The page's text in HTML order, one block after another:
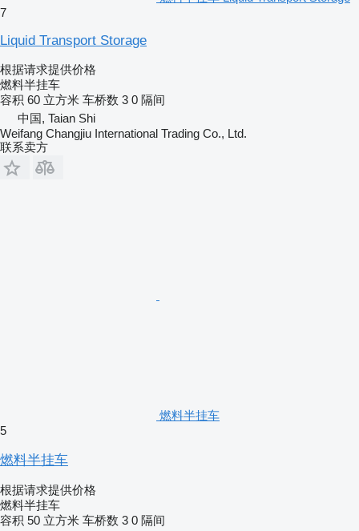
7
Liquid Transport Storage
根据请求提供价格
燃料半挂车
容积 60 立方米 车桥数 3 0 隔间
中国, Taian Shi
Weifang Changjiu International Trading Co., Ltd.
联系卖方
燃料半挂车
5
燃料半挂车
根据请求提供价格
燃料半挂车
容积 50 立方米 车桥数 3 0 隔间